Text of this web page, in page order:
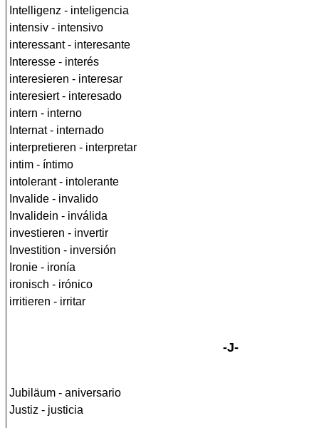
Intelligenz - inteligencia
intensiv - intensivo
interessant - interesante
Interesse - interés
interesieren - interesar
interesiert - interesado
intern - interno
Internat - internado
interpretieren - interpretar
intim - íntimo
intolerant - intolerante
Invalide - invalido
Invalidein - inválida
investieren - invertir
Investition - inversión
Ironie - ironía
ironisch - irónico
irritieren - irritar
-J-
Jubiläum - aniversario
Justiz - justicia